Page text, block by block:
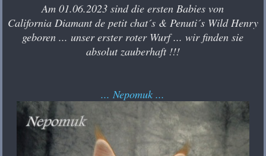
Am 01.06.2023 sind die ersten Babies von
California Diamant de petit chat´s & Penuti´s Wild Henry
geboren ... unser erster roter Wurf ... wir finden sie
absolut zauberhaft !!!
... Nepomuk ...